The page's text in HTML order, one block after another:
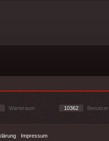
Warteraum 10362 Benutzer
- Impressum